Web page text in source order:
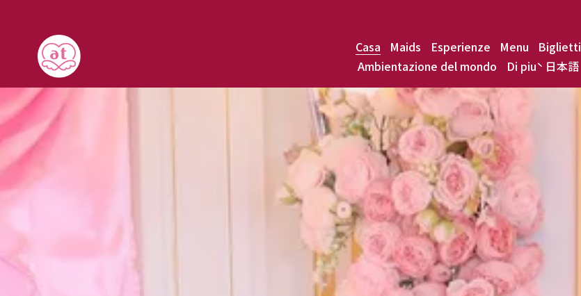
Casa Maids Esperienze Menu
Biglietti
Ambientazione del mondo
Di più 日本語